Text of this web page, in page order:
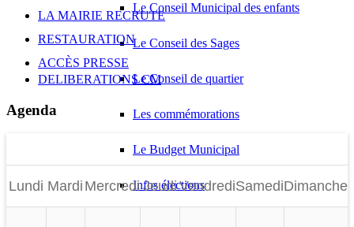
Le Conseil Municipal des enfants
Le Conseil des Sages
Le Conseil de quartier
Les commémorations
Le Budget Municipal
Infos élections
LA MAIRIE RECRUTE
RESTAURATION
ACCÈS PRESSE
DELIBERATIONS CM
Agenda
Lundi Mardi MercrediJeudiVendrediSamediDimanche